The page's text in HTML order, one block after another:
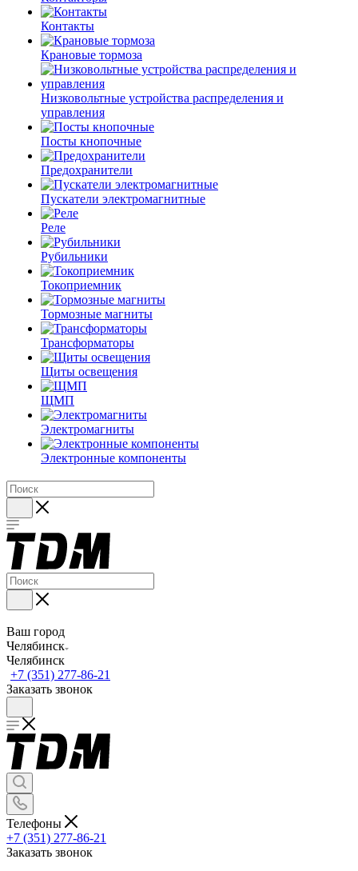
Контакты
Крановые тормоза
Низковольтные устройства распределения и
управления
Посты кнопочные
Предохранители
Пускатели электромагнитные
Реле
Рубильники
Токоприемник
Тормозные магниты
Трансформаторы
Щиты освещения
ЩМП
Электромагниты
Электронные компоненты
Ваш город
Челябинск
Челябинск
+7 (351) 277-86-21
Заказать звонок
Телефоны
+7 (351) 277-86-21
Заказать звонок